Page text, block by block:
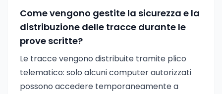
Come vengono gestite la sicurezza e la
distribuzione delle tracce durante le
prove scritte?
Le tracce vengono distribuite tramite plico
telematico: solo alcuni computer autorizzati
possono accedere temporaneamente a